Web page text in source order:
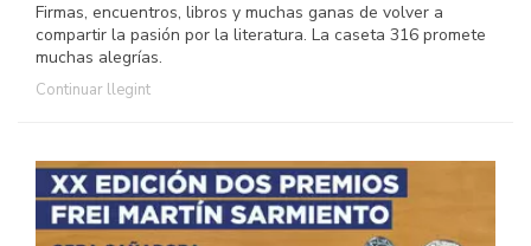
Firmas, encuentros, libros y muchas ganas de volver a
compartir la pasión por la literatura. La caseta 316 promete
muchas alegrías.
Continuar llegint